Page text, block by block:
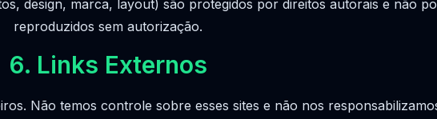
design, marca, layout) são protegidos por direitos autorais e não
reproduzidos sem autorização.
6. Links Externos
Não temos controle sobre esses sites e não nos